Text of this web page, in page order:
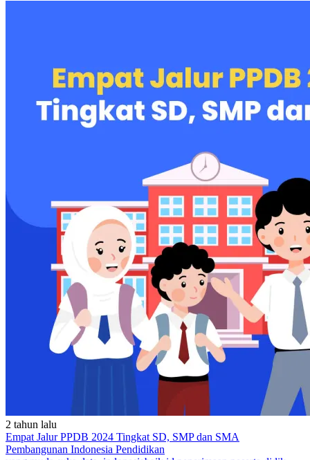
2 tahun lalu
Empat Jalur PPDB 2024 Tingkat SD, SMP dan SMA
Pembangunan Indonesia Pendidikan